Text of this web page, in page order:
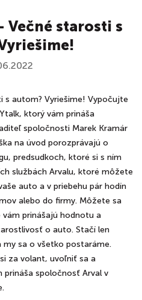
Večné starosti s
s autom? Vyriešime! Vypočujte
ktorý vám prináša
spoločnosti Marek Kramár
na úvod porozprávajú o
predsudkoch, ktoré si s ním
službách Arvalu, ktoré môžete
auto a v priebehu pár hodín
alebo do firmy. Môžete sa
prinášajú hodnotu a
o auto. Stačí len
sa o všetko postaráme.
za volant, uvoľniť sa a
spoločnosť Arval v